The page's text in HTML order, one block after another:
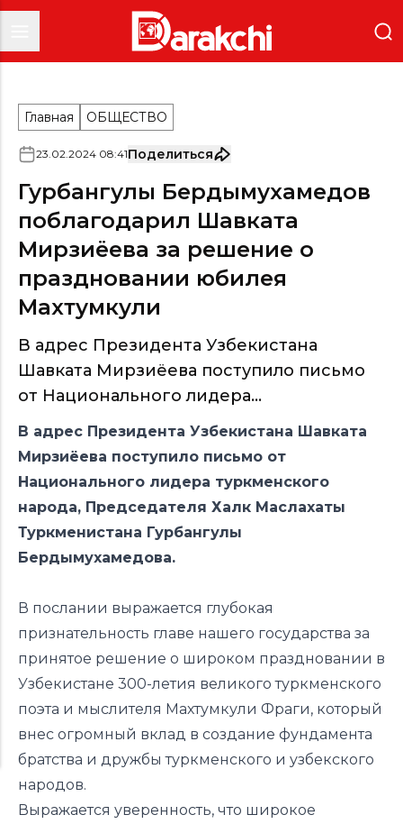
Главная ОБЩЕСТВО
23.02.2024 08:41Поделиться
Гурбангулы Бердымухамедов
поблагодарил Шавката
Мирзиёева за решение о
праздновании юбилея
Махтумкули
В адрес Президента Узбекистана
Шавката Мирзиёева поступило письмо
от Национального лидера...
В адрес Президента Узбекистана Шавката
Мирзиёева поступило письмо от
Национального лидера туркменского
народа, Председателя Халк Маслахаты
Туркменистана Гурбангулы
Бердымухамедова.
В послании выражается глубокая
признательность главе нашего государства за
принятое решение о широком праздновании в
Узбекистане 300-летия великого туркменского
поэта и мыслителя Махтумкули Фраги, который
внес огромный вклад в создание фундамента
братства и дружбы туркменского и узбекского
народов.
Выражается уверенность, что широкое